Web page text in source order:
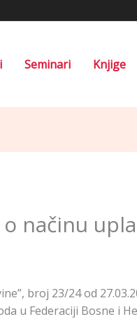
Seminari Knjige
načinu
broj 23/24 od
u Federaciji Bosne i